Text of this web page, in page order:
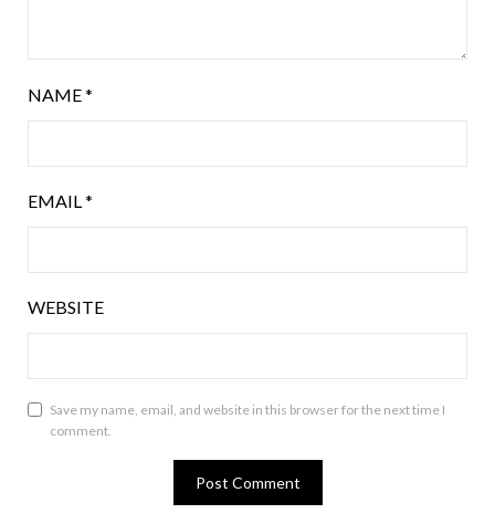
NAME*
EMAIL*
WEBSITE
Save my name, email, and website in this browser for the next time I
comment.